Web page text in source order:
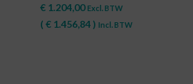
€ 1.204,00 Excl. BTW
( € 1.456,84) Incl. BTW